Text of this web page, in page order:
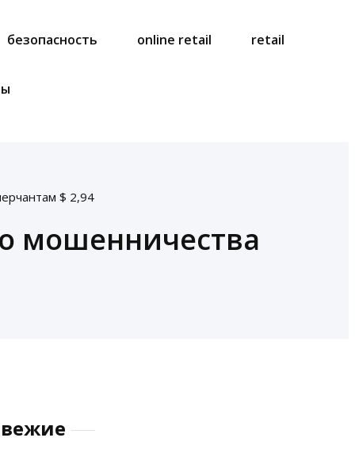
безопасность online retail retail
$ 2,94
мошенничества